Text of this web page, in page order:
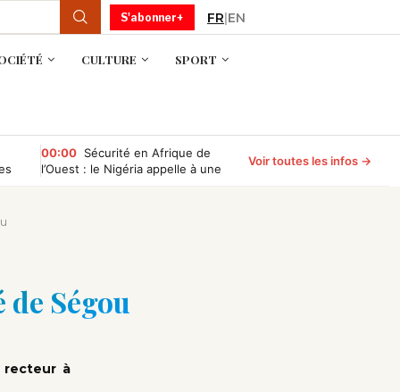
S'abonner+ FR|EN
CULTURE SPORT
00:00 Sécurité en Afrique de
l’Ouest : le Nigéria appelle à une
Voir toutes les infos →
Ségou
recteur à